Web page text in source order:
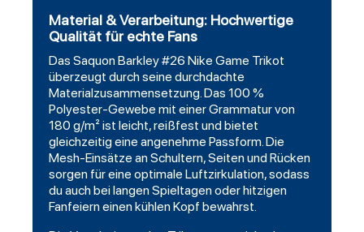
Material & Verarbeitung: Hochwertige
Qualität für echte Fans
Das Saquon Barkley #26 Nike Game Trikot
überzeugt durch seine durchdachte
Materialzusammensetzung. Das 100 %
Polyester-Gewebe mit einer Grammatur von
180 g/m² ist leicht, reißfest und bietet
gleichzeitig eine angenehme Passform. Die
Mesh-Einsätze an Schultern, Seiten und Rücken
sorgen für eine optimale Luftzirkulation, sodass
du auch bei langen Spieltagen oder hitzigen
Fanfeiern einen kühlen Kopf bewahrst.